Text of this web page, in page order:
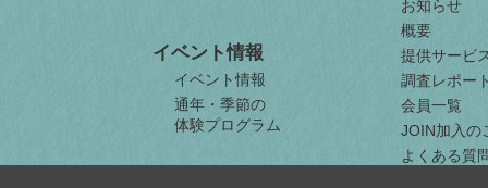
イベント情報
イベント情報
通年・季節の
体験プログラム
お知らせ
概要
提供サービ
調査レポー
会員一覧
JOIN加入の
よくある質